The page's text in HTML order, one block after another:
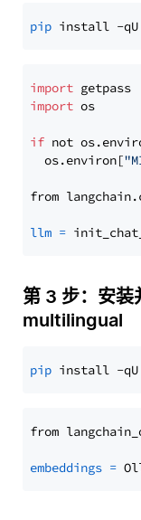
pip install -qU
import
import os
if not
  os.environ[
from
llm =
第 3 步：安
multilingual
pip
from
embeddings =